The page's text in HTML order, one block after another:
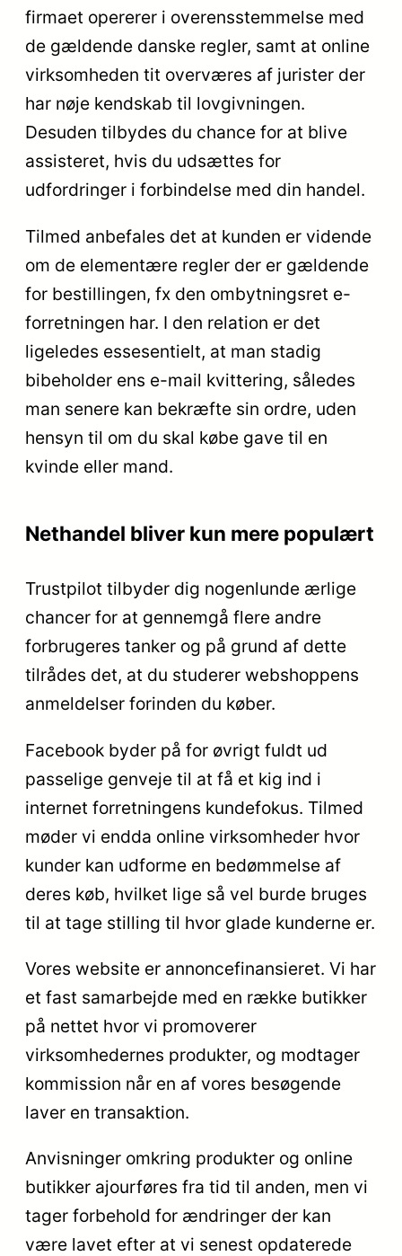
firmaet opererer i overensstemmelse med
de gældende danske regler, samt at online
virksomheden tit overværes af jurister der
har nøje kendskab til lovgivningen.
Desuden tilbydes du chance for at blive
assisteret, hvis du udsættes for
udfordringer i forbindelse med din handel.
Tilmed anbefales det at kunden er vidende
om de elementære regler der er gældende
for bestillingen, fx den ombytningsret e-
forretningen har. I den relation er det
ligeledes essesentielt, at man stadig
bibeholder ens e-mail kvittering, således
man senere kan bekræfte sin ordre, uden
hensyn til om du skal købe gave til en
kvinde eller mand.
Nethandel bliver kun mere populært
Trustpilot tilbyder dig nogenlunde ærlige
chancer for at gennemgå flere andre
forbrugeres tanker og på grund af dette
tilrådes det, at du studerer webshoppens
anmeldelser forinden du køber.
Facebook byder på for øvrigt fuldt ud
passelige genveje til at få et kig ind i
internet forretningens kundefokus. Tilmed
møder vi endda online virksomheder hvor
kunder kan udforme en bedømmelse af
deres køb, hvilket lige så vel burde bruges
til at tage stilling til hvor glade kunderne er.
Vores website er annoncefinansieret. Vi har
et fast samarbejde med en række butikker
på nettet hvor vi promoverer
virksomhedernes produkter, og modtager
kommission når en af vores besøgende
laver en transaktion.
Anvisninger omkring produkter og online
butikker ajourføres fra tid til anden, men vi
tager forbehold for ændringer der kan
være lavet efter at vi senest opdaterede